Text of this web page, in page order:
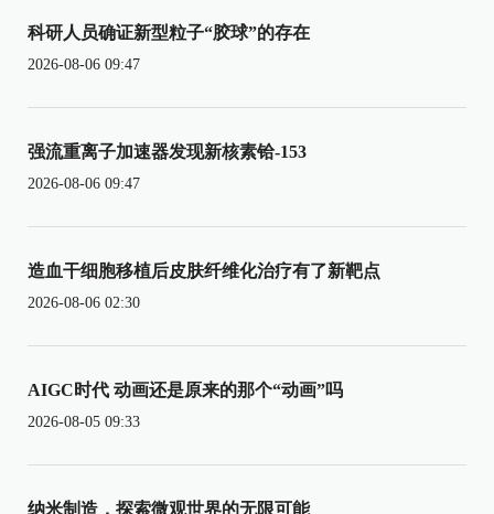
科研人员确证新型粒子“胶球”的存在
2026-08-06 09:47
强流重离子加速器发现新核素铪-153
2026-08-06 09:47
造血干细胞移植后皮肤纤维化治疗有了新靶点
2026-08-06 02:30
AIGC时代 动画还是原来的那个“动画”吗
2026-08-05 09:33
纳米制造，探索微观世界的无限可能